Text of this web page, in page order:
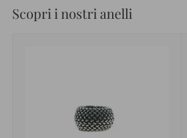
Scopri i nostri anelli